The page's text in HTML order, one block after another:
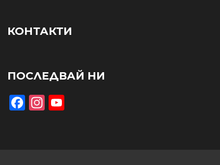
КОНТАКТИ
ПОСЛЕДВАЙ НИ
Facebook
Instagram